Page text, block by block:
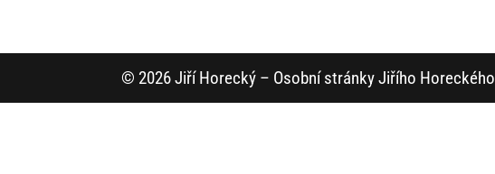
© 2026 Jiří Horecký – Osobní stránky Jiřího Horeckého